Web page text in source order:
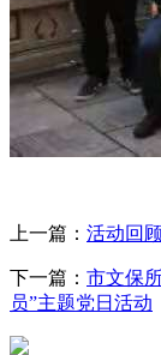
上一篇： 活动回
下一篇： 市文保
员”主题党日活动